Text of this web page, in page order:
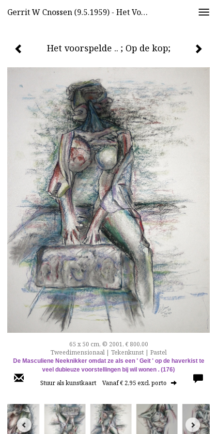
Gerrit W Cnossen (9.5.1959) - Het Voorspelde .. ; Op De Kop;
Het voorspelde .. ; Op de kop;
65 x 50 cm, © 2001, € 800,00
Tweedimensionaal | Tekenkunst | Pastel
De Masculiene Neeknikker omdat ze als een ' Geit ' op de haverkist te
veel dubieuze voorstellingen bij wil wonen . (176)
Stuur als kunstkaart Vanaf € 2,95 excl. porto